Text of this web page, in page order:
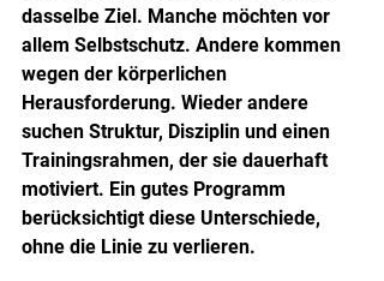
dasselbe Ziel. Manche möchten vor
allem Selbstschutz. Andere kommen
wegen der körperlichen
Herausforderung. Wieder andere
suchen Struktur, Disziplin und einen
Trainingsrahmen, der sie dauerhaft
motiviert. Ein gutes Programm
berücksichtigt diese Unterschiede,
ohne die Linie zu verlieren.